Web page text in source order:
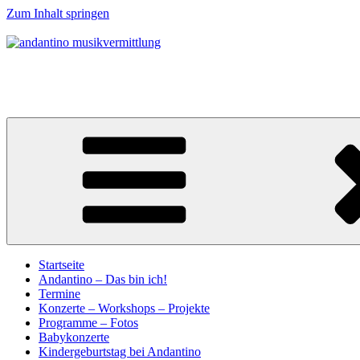
Zum Inhalt springen
Startseite
Andantino – Das bin ich!
Termine
Konzerte – Workshops – Projekte
Programme – Fotos
Babykonzerte
Kindergeburtstag bei Andantino